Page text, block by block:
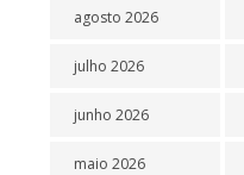
agosto 2026
julho 2026
junho 2026
maio 2026